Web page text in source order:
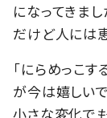
になってきま
だけど人には
「にらめっこ
が今は嬉しい
小さな変化で